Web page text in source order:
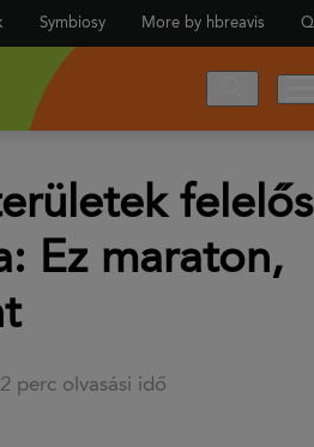
Symbiosy More by hbreavis
felelős
Ez maraton,
perc olvasási idő